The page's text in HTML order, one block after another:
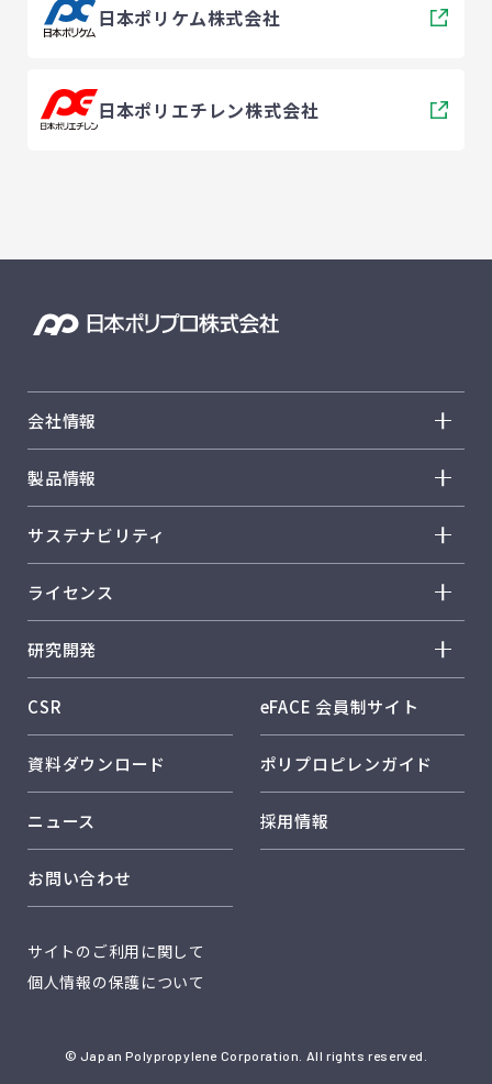
日本ポリケム株式会社
日本ポリエチレン株式会社
会社情報
会社情報 トップ
トップメッセージ
経営方針
会社概要
事業概要
製品情報
製品情報 トップ
ノバテック™ PP
ウィンテック™
ウェイマックス™
ファンクスター™
製品用途分野一覧
サステナビリティ
サステナビリティ トップ
トップメッセージ
レスポンシブル・ケア
保安・安全
パフォーマンスデータ
日本ポリプロのソリューション
ライセンス
ライセンス トップ
歴史
製品
技術
研究開発
研究開発 トップ
研究開発方針・戦略
研究体制・研究所紹介
コア技術 メタロセン触媒
コア技術 複合材料設計技術
CSR eFACE 会員制サイト
資料ダウンロード ポリプロピレンガイド
ニュース 採用情報
お問い合わせ
サイトのご利用に関して
個人情報の保護について
© Japan Polypropylene Corporation. All rights reserved.